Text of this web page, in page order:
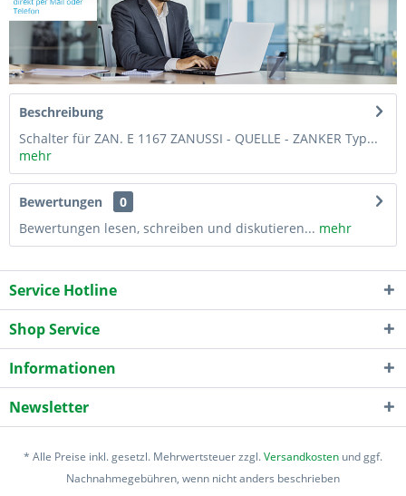
Beschreibung
Schalter für ZAN. E 1167 ZANUSSI - QUELLE - ZANKER Typ...
mehr
Bewertungen
0
Bewertungen lesen, schreiben und diskutieren... mehr
Service Hotline
Shop Service
Informationen
Newsletter
* Alle Preise inkl. gesetzl. Mehrwertsteuer zzgl.Versandkosten und ggf.
Nachnahmegebühren, wenn nicht anders beschrieben